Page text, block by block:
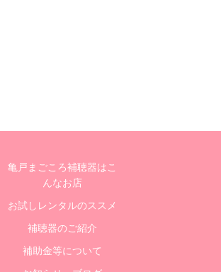
亀戸まごころ補聴器はこ
んなお店
お試しレンタルのススメ
補聴器のご紹介
補助金等について